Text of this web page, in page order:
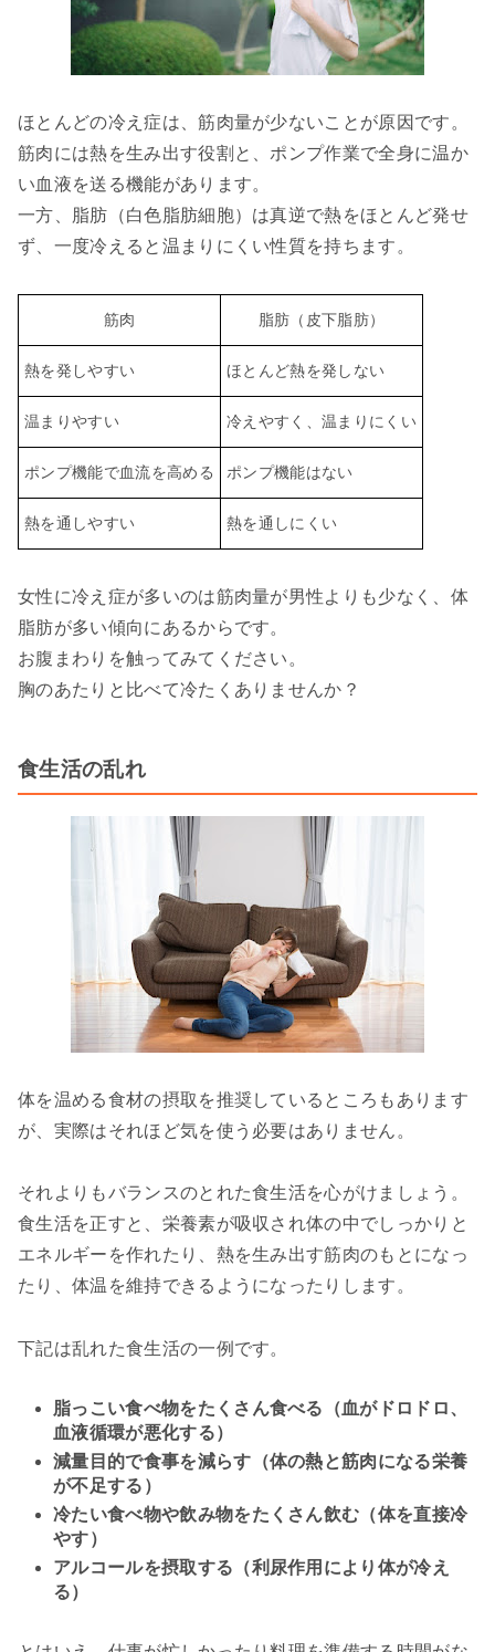
ほとんどの冷え症は、筋肉量が少ないことが原因です。
筋肉には熱を生み出す役割と、ポンプ作業で全身に温か
い血液を送る機能があります。
一方、脂肪（白色脂肪細胞）は真逆で熱をほとんど発せ
ず、一度冷えると温まりにくい性質を持ちます。
筋肉 脂肪（皮下脂肪）
熱を発しやすい ほとんど熱を発しない
温まりやすい 冷えやすく、温まりにくい
ポンプ機能で血流を高める ポンプ機能はない
熱を通しやすい 熱を通しにくい
女性に冷え症が多いのは筋肉量が男性よりも少なく、体
脂肪が多い傾向にあるからです。
お腹まわりを触ってみてください。
胸のあたりと比べて冷たくありませんか？
食生活の乱れ
体を温める食材の摂取を推奨しているところもあります
が、実際はそれほど気を使う必要はありません。
それよりもバランスのとれた食生活を心がけましょう。
食生活を正すと、栄養素が吸収され体の中でしっかりと
エネルギーを作れたり、熱を生み出す筋肉のもとになっ
たり、体温を維持できるようになったりします。
下記は乱れた食生活の一例です。
脂っこい食べ物をたくさん食べる（血がドロドロ、
血液循環が悪化する）
減量目的で食事を減らす（体の熱と筋肉になる栄養
が不足する）
冷たい食べ物や飲み物をたくさん飲む（体を直接冷
やす）
アルコールを摂取する（利尿作用により体が冷え
る）